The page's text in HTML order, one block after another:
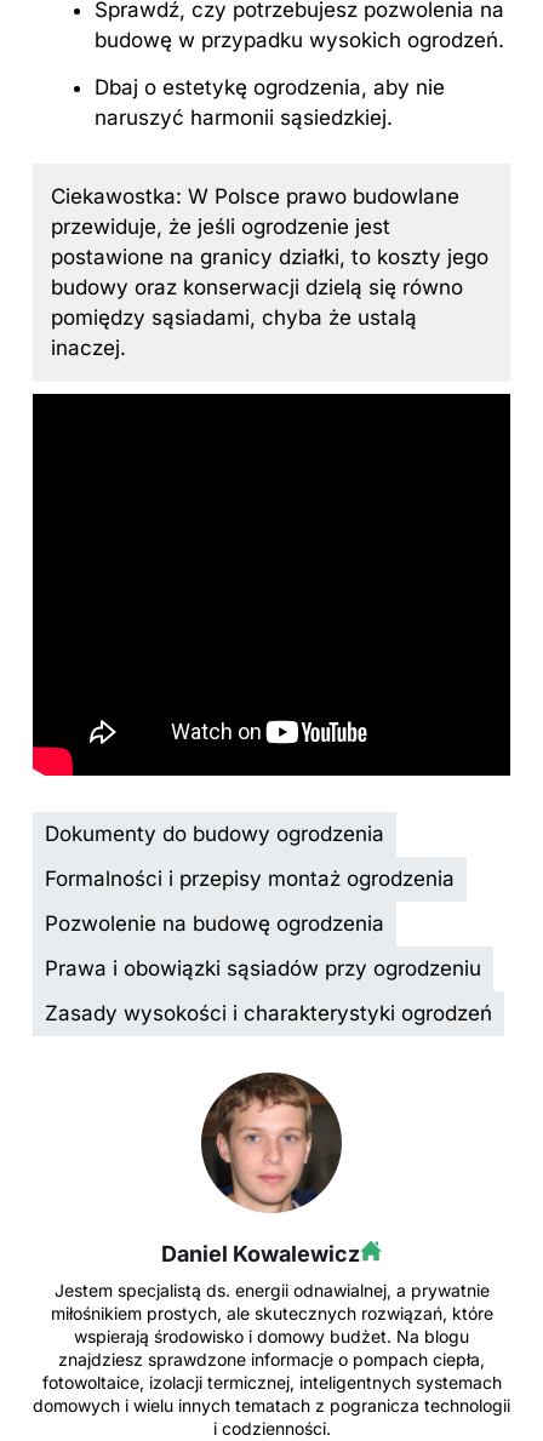
Sprawdź, czy potrzebujesz pozwolenia na
budowę w przypadku wysokich ogrodzeń.
Dbaj o estetykę ogrodzenia, aby nie
naruszyć harmonii sąsiedzkiej.
Ciekawostka: W Polsce prawo budowlane
przewiduje, że jeśli ogrodzenie jest
postawione na granicy działki, to koszty jego
budowy oraz konserwacji dzielą się równo
pomiędzy sąsiadami, chyba że ustalą
inaczej.
Dokumenty do budowy ogrodzenia
Formalności i przepisy montaż ogrodzenia
Pozwolenie na budowę ogrodzenia
Prawa i obowiązki sąsiadów przy ogrodzeniu
Zasady wysokości i charakterystyki ogrodzeń
Daniel Kowalewicz
Jestem specjalistą ds. energii odnawialnej, a prywatnie
miłośnikiem prostych, ale skutecznych rozwiązań, które
wspierają środowisko i domowy budżet. Na blogu
znajdziesz sprawdzone informacje o pompach ciepła,
fotowoltaice, izolacji termicznej, inteligentnych systemach
domowych i wielu innych tematach z pogranicza technologii
i codzienności.